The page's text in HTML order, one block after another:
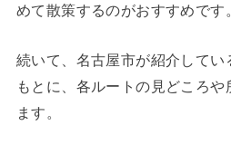
めて散策するのがおすすめです
続いて、名古屋市が紹介してい
もとに、各ルートの見どころ
ます。